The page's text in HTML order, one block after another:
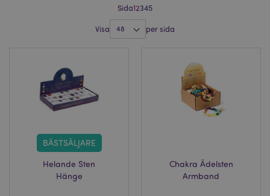
Sida12345
Visa per sida
BÄSTSÄLJARE
Helande Sten
Hänge
Chakra Ädelsten
Armband